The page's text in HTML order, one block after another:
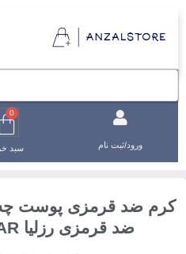
ورود/ثبت نام سبد خرید
ضد قرمزی پوست چه
ضد قرمزی رزلیا AR درمال فوکوس